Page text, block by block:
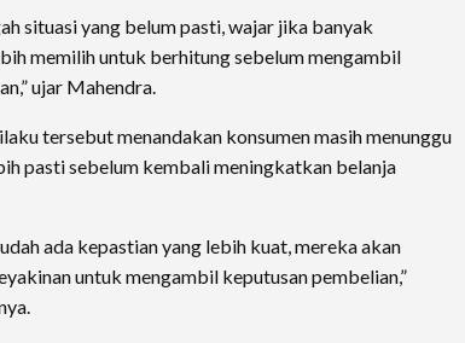
situasi yang belum pasti, wajar jika banyak
memilih untuk berhitung sebelum mengambil
ujar Mahendra.
tersebut menandakan konsumen masih menunggu
pasti sebelum kembali meningkatkan belanja
ada kepastian yang lebih kuat, mereka akan
untuk mengambil keputusan pembelian,”